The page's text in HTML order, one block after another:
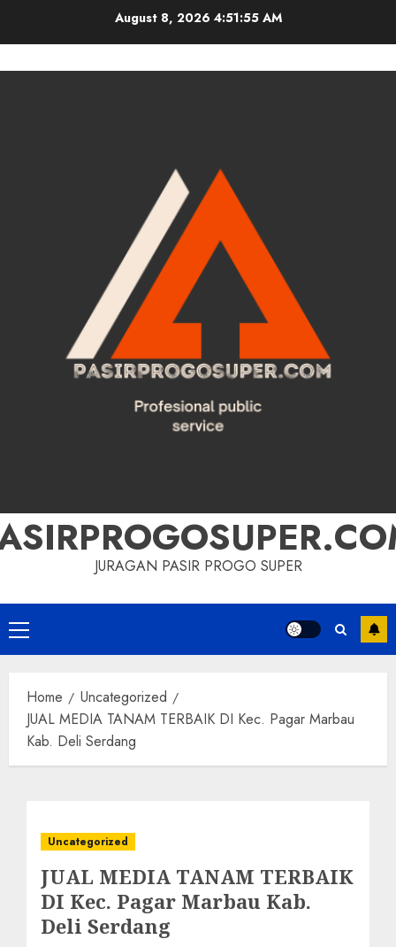
August 8, 2026 4:51:55 AM
JURAGAN PASIR PROGO SUPER
Primary
Menu
Home
Uncategorized
JUAL MEDIA TANAM TERBAIK DI Kec. Pagar Marbau
Kab. Deli Serdang
Uncategorized
JUAL MEDIA TANAM TERBAIK
DI Kec. Pagar Marbau Kab.
Deli Serdang